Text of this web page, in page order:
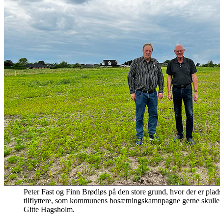
Peter Fast og Finn Brødløs på den store grund, hvor der er
tilflyttere, som kommunens bosætningskamnpagne gerne
Gitte Hagsholm.